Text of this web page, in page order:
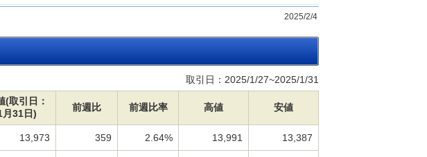
2025/2/4
取引日：2025/1/27~2025/1/31
(取引日：
月31日)
前週比 前週比率 高値 安値
13,973 359 2.64% 13,991 13,387